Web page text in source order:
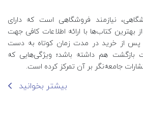
نیازمند فروشگاهی است که دارای
بهترین کتاب‌ها با ارائه اطلاعات کافی جهت
پس از خرید در مدت زمان کوتاه به دست
بازگشت هم داشته باشد؛ ویژگی‌هایی که
جامعه‌نگر بر آن تمرکز کرده است.
بیشتر بخوانید